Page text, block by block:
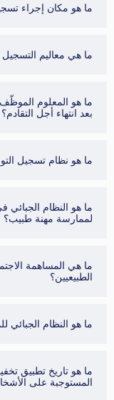
ما هو مكان إجراء
ما هي معاليم
ما هو المعلوم
بعد انتهاء أجل التقادم؟
ما هو نظام تسجيل
ما هو النظام الجبائي
لممارسة مهنة طبيب؟
ما هي المساهمة
الطبيعيين؟
ما هو النظام الجبائي
ما هو تاريخ تطبيق
المستوجبة على